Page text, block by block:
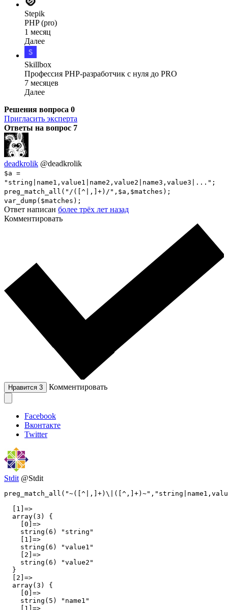
Stepik
PHP (pro)
1 месяц
Далее
Skillbox
Профессия PHP-разработчик с нуля до PRO
7 месяцев
Далее
Решения вопроса 0
Пригласить эксперта
Ответы на вопрос 7
deadkrolik @deadkrolik
$a =
"string|name1,value1|name2,value2|name3,value3|...";
preg_match_all("/([^|,]+)/",$a,$matches);
var_dump($matches);
Ответ написан более трёх лет назад
Комментировать
Нравится 3 Комментировать
Facebook
Вконтакте
Twitter
Stdit @Stdit
  [1]=>
  array(3) {
    [0]=>
    string(6) "string"
    [1]=>
    string(6) "value1"
    [2]=>
    string(6) "value2"
  }
  [2]=>
  array(3) {
    [0]=>
    string(5) "name1"
    [1]=>